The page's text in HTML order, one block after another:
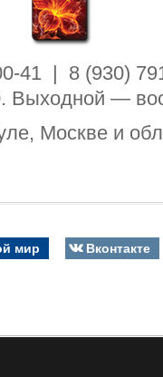
41 | 8 (930)
Выходной —
Москве и
мир
Вконтакте